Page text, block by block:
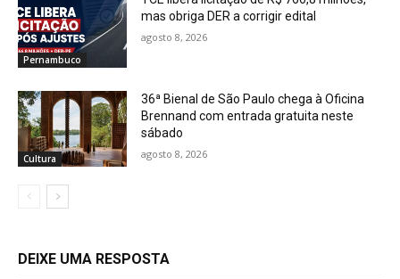
Pernambuco
mas obriga DER a corrigir edital
agosto 8, 2026
Cultura
36ª Bienal de São Paulo chega à Oficina
Brennand com entrada gratuita neste
sábado
agosto 8, 2026
DEIXE UMA RESPOSTA